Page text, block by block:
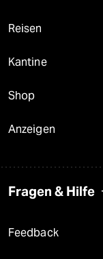
Reisen
Kantine
Shop
Anzeigen
Fragen & Hilfe
Feedback